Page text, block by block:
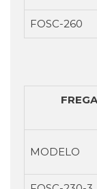
FOSC-260
MODELO